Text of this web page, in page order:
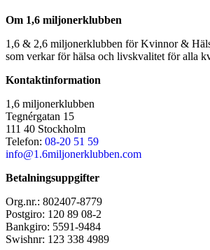
Om 1,6 miljonerklubben
1,6 & 2,6 miljonerklubben för Kvinnor &
som verkar för hälsa och livskvalitet för alla
Kontaktinformation
1,6 miljonerklubben
Tegnérgatan 15
111 40 Stockholm
Telefon: 08-20 51 59
info@1.6miljonerklubben.com
Betalningsuppgifter
Org.nr.: 802407-8779
Postgiro: 120 89 08-2
Bankgiro: 5591-9484
Swishnr: 123 338 4989